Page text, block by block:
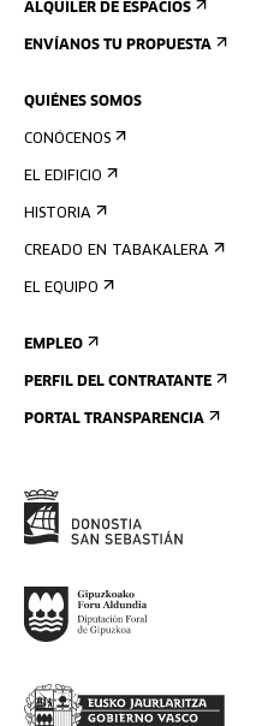
ALQUILER DE ESPACIOS
ENVÍANOS TU PROPUESTA
QUIÉNES SOMOS
CONÓCENOS
EL EDIFICIO
HISTORIA
CREADO EN TABAKALERA
EL EQUIPO
EMPLEO
PERFIL DEL CONTRATANTE
PORTAL TRANSPARENCIA